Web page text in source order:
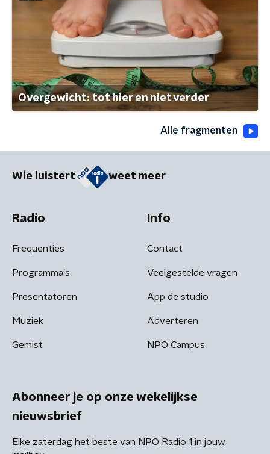
Overgewicht: tot hier en niet verder
Alle fragmenten
Wie luistert weet meer
Radio
Frequenties
Programma's
Presentatoren
Muziek
Gemist
Info
Contact
Veelgestelde vragen
App de studio
Adverteren
NPO Campus
Abonneer je op onze wekelijkse
nieuwsbrief
Elke zaterdag het beste van NPO Radio 1 in jouw